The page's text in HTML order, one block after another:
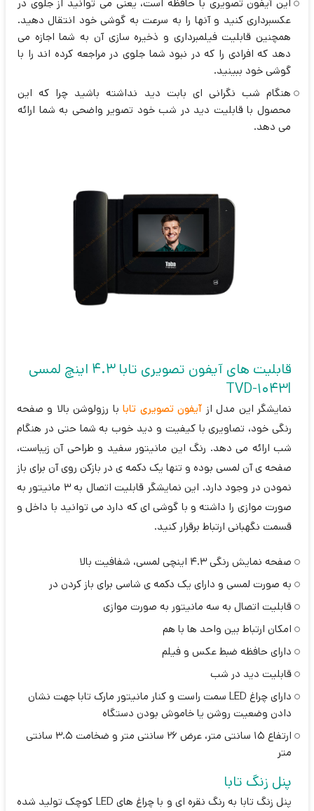
این آیفون تصویری با حافظه است، یعنی می توانید از جلوی در
عکسبرداری کنید و آنها را به سرعت به گوشی خود انتقال دهید.
همچنین قابلیت فیلمبرداری و ذخیره سازی آن به شما اجازه می
دهد که افرادی را که در نبود شما جلوی در مراجعه کرده اند را با
گوشی خود ببینید.
هنگام شب نگرانی ای بابت دید نداشته باشید چرا که این
محصول با قابلیت دید در شب خود تصویر واضحی به شما ارائه
می دهد.
قابلیت های آیفون تصویری تابا 4.3 اینچ لمسی
TVD-1043I
نمایشگر این مدل از آیفون تصویری تابابا رزولوشن بالا و صفحه
رنگی خود، تصاویری با کیفیت و دید خوب به شما حتی در هنگام
شب ارائه می دهد. رنگ این مانیتور سفید و طراحی آن زیباست،
صفحه ی آن لمسی بوده و تنها یک دکمه ی در بازکن روی آن برای باز
نمودن در وجود دارد. این نمایشگر قابلیت اتصال به 3 مانیتور به
صورت موازی را داشته و با گوشی ای که دارد می توانید با داخل و
قسمت نگهبانی ارتباط برقرار کنید.
صفحه نمایش رنگی 4.3 اینچی لمسی، شفافیت بالا
به صورت لمسی و دارای یک دکمه ی شاسی برای باز کردن در
قابلیت اتصال به سه مانیتور به صورت موازی
امکان ارتباط بین واحد ها با هم
دارای حافظه ضبط عکس و فیلم
قابلیت دید در شب
دارای چراغ LED سمت راست و کنار مانیتور مارک تابا جهت نشان
دادن وضعیت روشن یا خاموش بودن دستگاه
ارتفاع 15 سانتی متر، عرض 26 سانتی متر و ضخامت 3.5 سانتی
متر
پنل زنگ تابا
پنل زنگ تابا به رنگ نقره ای و با چراغ های LED کوچک تولید شده